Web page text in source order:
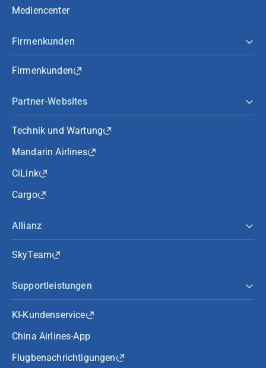
Mediencenter
Firmenkunden
Firmenkunden
Partner-Websites
Technik und Wartung
Mandarin Airlines
CiLink
Cargo
Allianz
SkyTeam
Supportleistungen
KI-Kundenservice
China Airlines-App
Flugbenachrichtigungen